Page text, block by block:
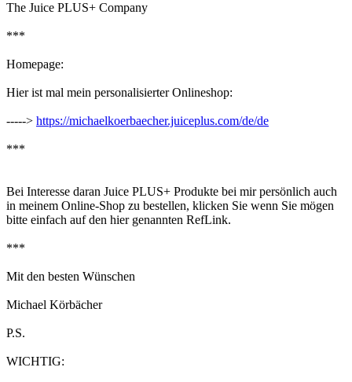
The Juice PLUS+ Company
***
Homepage:
Hier ist mal mein personalisierter Onlineshop:
-----> https://michaelkoerbaecher.juiceplus.com/de/de
***
Bei Interesse daran Juice PLUS+ Produkte bei mir persönlich auch
in meinem Online-Shop zu bestellen, klicken Sie wenn Sie mögen
bitte einfach auf den hier genannten RefLink.
***
Mit den besten Wünschen
Michael Körbächer
P.S.
WICHTIG: